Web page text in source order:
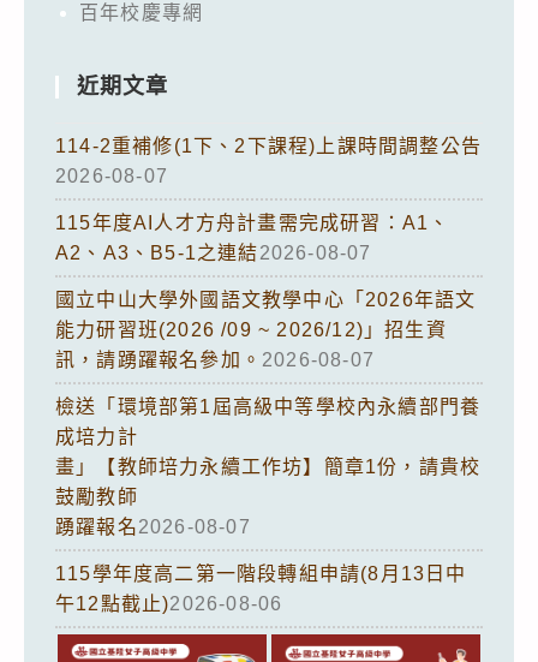
百年校慶專網
近期文章
114-2重補修(1下、2下課程)上課時間調整公告
2026-08-07
115年度AI人才方舟計畫需完成研習：A1、
A2、A3、B5-1之連結2026-08-07
國立中山大學外國語文教學中心「2026年語文
能力研習班(2026 /09 ~ 2026/12)」招生資
訊，請踴躍報名參加。 2026-08-07
檢送「環境部第1屆高級中等學校內永續部門養
成培力計
畫」【教師培力永續工作坊】簡章1份，請貴校
鼓勵教師
踴躍報名2026-08-07
115學年度高二第一階段轉組申請(8月13日中
午12點截止)2026-08-06